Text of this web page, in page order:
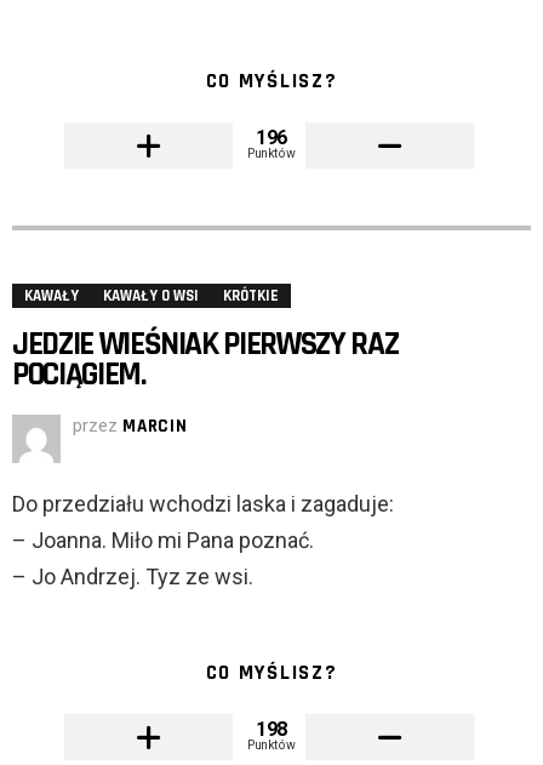
CO MYŚLISZ?
196
Punktów
KAWAŁY KAWAŁY O WSI KRÓTKIE
JEDZIE WIEŚNIAK PIERWSZY RAZ
POCIĄGIEM.
przez MARCIN
Do przedziału wchodzi laska i zagaduje:
– Joanna. Miło mi Pana poznać.
– Jo Andrzej. Tyz ze wsi.
CO MYŚLISZ?
198
Punktów